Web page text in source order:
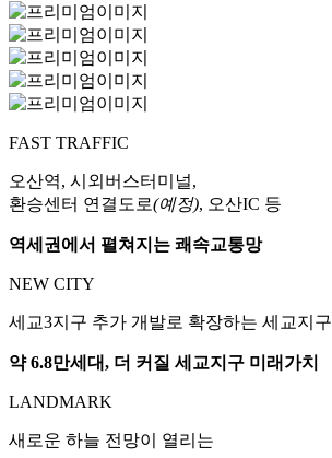
FAST TRAFFIC
오산역, 시외버스터미널,
환승센터 연결도로(예정), 오산IC 등
역세권에서 펼쳐지는 쾌속교통망
NEW CITY
세교3지구 추가 개발로 확장하는 세교지구
약 6.8만세대, 더 커질 세교지구 미래가치
LANDMARK
새로운 하늘 전망이 열리는